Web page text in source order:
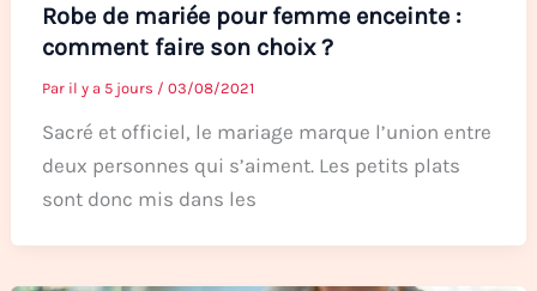
Robe de mariée pour femme enceinte :
comment faire son choix ?
Par il y a 5 jours / 03/08/2021
Sacré et officiel, le mariage marque l’union entre
deux personnes qui s’aiment. Les petits plats
sont donc mis dans les